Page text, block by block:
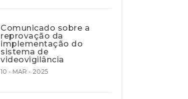
Comunicado sobre a
reprovação da
implementação do
sistema de
videovigilância
10 - MAR - 2025